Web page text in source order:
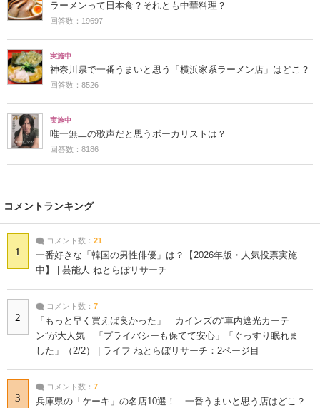
ラーメンって日本食？それとも中華料理？
回答数：19697
実施中
神奈川県で一番うまいと思う「横浜家系ラーメン店」はどこ？
回答数：8526
実施中
唯一無二の歌声だと思うボーカリストは？
回答数：8186
コメントランキング
1
コメント数： 21
一番好きな「韓国の男性俳優」は？【2026年版・人気投票実施
中】 | 芸能人 ねとらぼリサーチ
2
コメント数： 7
「もっと早く買えば良かった」 カインズの“車内遮光カーテ
ン”が大人気 「プライバシーも保てて安心」「ぐっすり眠れま
した」（2/2） | ライフ ねとらぼリサーチ：2ページ目
3
コメント数： 7
兵庫県の「ケーキ」の名店10選！ 一番うまいと思う店はどこ？